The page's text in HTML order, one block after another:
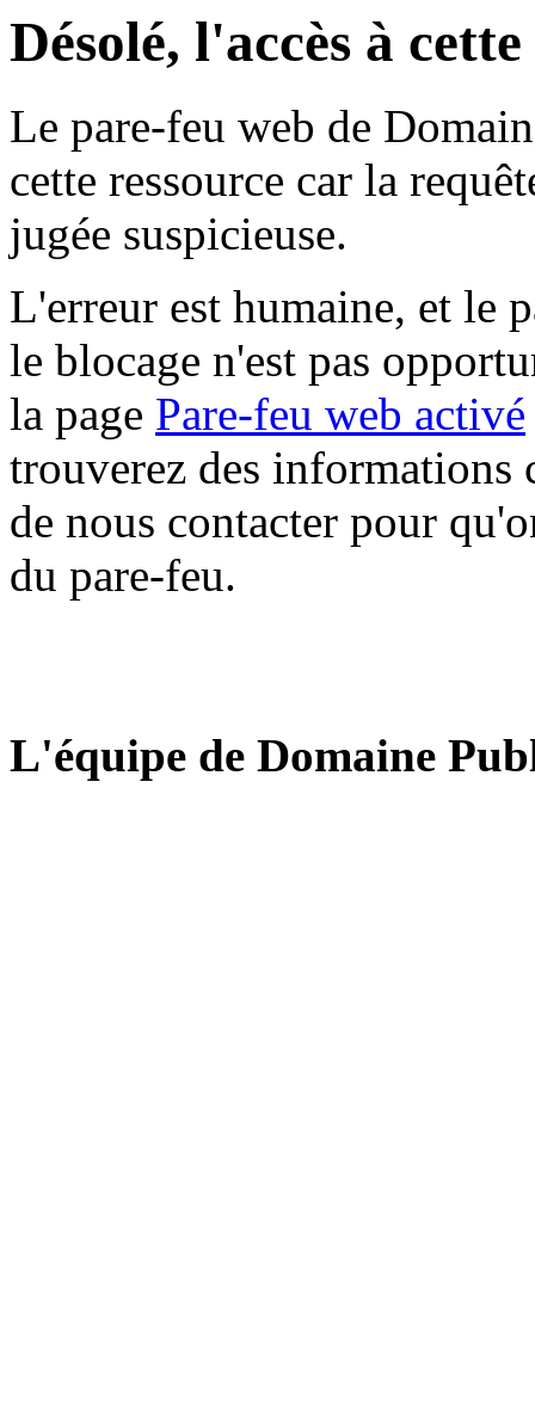
Désolé, l'accès à
Le pare-feu web de
cette ressource car la
jugée suspicieuse.
L'erreur est humaine, et le
le blocage n'est pas
la page Pare-feu web activé
trouverez des informations
de nous contacter pour
du pare-feu.
L'équipe de Domaine